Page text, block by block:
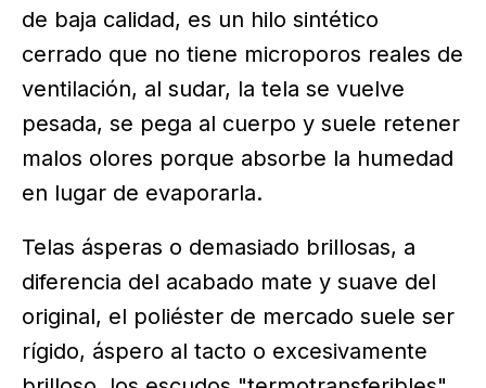
de baja calidad, es un hilo sintético
cerrado que no tiene microporos reales de
ventilación, al sudar, la tela se vuelve
pesada, se pega al cuerpo y suele retener
malos olores porque absorbe la humedad
en lugar de evaporarla.
Telas ásperas o demasiado brillosas, a
diferencia del acabado mate y suave del
original, el poliéster de mercado suele ser
rígido, áspero al tacto o excesivamente